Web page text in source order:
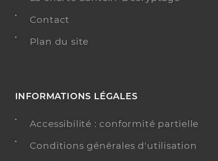
Contact
Plan du site
INFORMATIONS LÉGALES
Accessibilité : conformité partielle
Conditions générales d'utilisation